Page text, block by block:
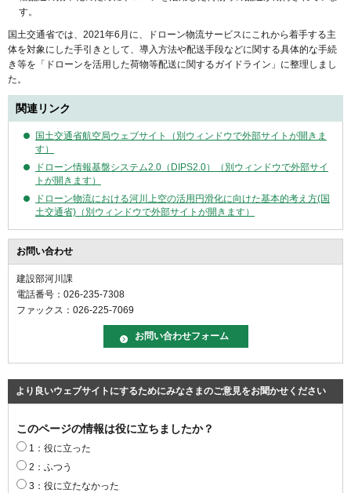
す。
国土交通省では、2021年6月に、ドローン物流サービスにこれから着手する主
体を対象にした手引きとして、導入方法や配送手段などに関する具体的な手続
き等を「ドローンを活用した荷物等配送に関するガイドライン」に整理しまし
た。
関連リンク
国土交通省航空局ウェブサイト（別ウィンドウで外部サイトが開きま
す）
ドローン情報基盤システム2.0（DIPS2.0）（別ウィンドウで外部サイ
トが開きます）
ドローン物流における河川上空の活用円滑化に向けた基本的考え方(国
土交通省)（別ウィンドウで外部サイトが開きます）
お問い合わせ
建設部河川課
電話番号：026-235-7308
ファックス：026-225-7069
より良いウェブサイトにするためにみなさまのご意見をお聞かせください
このページの情報は役に立ちましたか？
1：役に立った
2：ふつう
3：役に立たなかった